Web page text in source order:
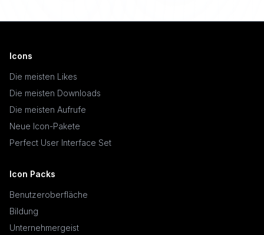
Icons
Die meisten Likes
Die meisten Downloads
Die meisten Aufrufe
Neue Icon-Pakete
Perfect User Interface Set
Icon Packs
Benutzeroberfläche
Bildung
Unternehmergeist